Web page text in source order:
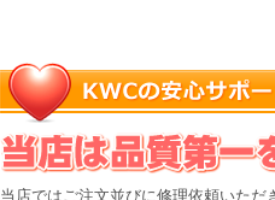
当店ではご注文並びに修理依頼いただ